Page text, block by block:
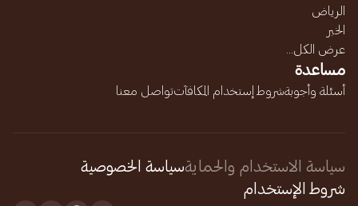
الرياض
الخبر
عرض الكل...
مساعدة
أسئلة وأجوبةشروط إستخدام المكافآتتواصل معنا
سياسة الاستخدام والحمايةسياسة الخصوصية
شروط الإستخدام